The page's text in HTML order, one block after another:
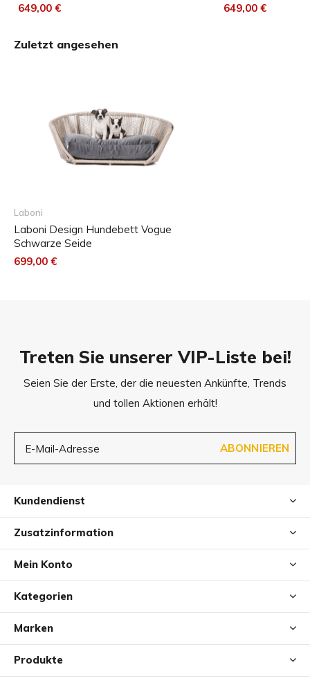
Maschinenwäsche (30 grad)
649,00 €
649,00 €
Zuletzt angesehen
Laboni
Laboni Design Hundebett Vogue
Schwarze Seide
699,00 €
Treten Sie unserer VIP-Liste bei!
Seien Sie der Erste, der die neuesten Ankünfte, Trends
und tollen Aktionen erhält!
ABONNIEREN
Kundendienst
Zusatzinformation
Mein Konto
Kategorien
Marken
Produkte